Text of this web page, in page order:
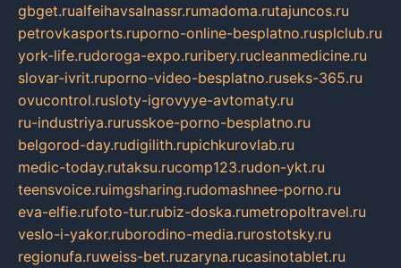
gbget.rualfeihavsalnassr.rumadoma.rutajuncos.ru
petrovkasports.ruporno-online-besplatno.rusplclub.ru
york-life.rudoroga-expo.ruribery.rucleanmedicine.ru
slovar-ivrit.ruporno-video-besplatno.ruseks-365.ru
ovucontrol.rusloty-igrovyye-avtomaty.ru
ru-industriya.rurusskoe-porno-besplatno.ru
belgorod-day.rudigilith.rupichkurovlab.ru
medic-today.rutaksu.rucomp123.rudon-ykt.ru
teensvoice.ruimgsharing.rudomashnee-porno.ru
eva-elfie.rufoto-tur.rubiz-doska.rumetropoltravel.ru
veslo-i-yakor.ruborodino-media.rurostotsky.ru
regionufa.ruweiss-bet.ruzaryna.rucasinotablet.ru